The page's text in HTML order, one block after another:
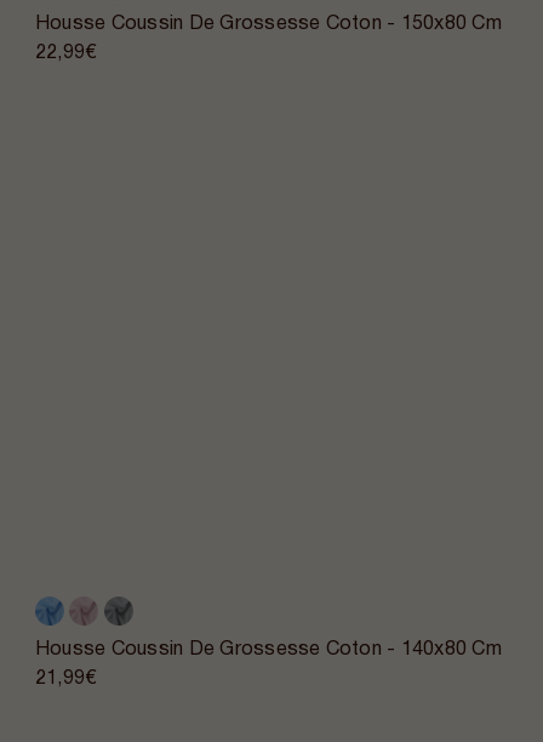
Housse Coussin De Grossesse Coton - 150x80 Cm
22,99€
Housse Coussin De Grossesse Coton - 140x80 Cm
21,99€